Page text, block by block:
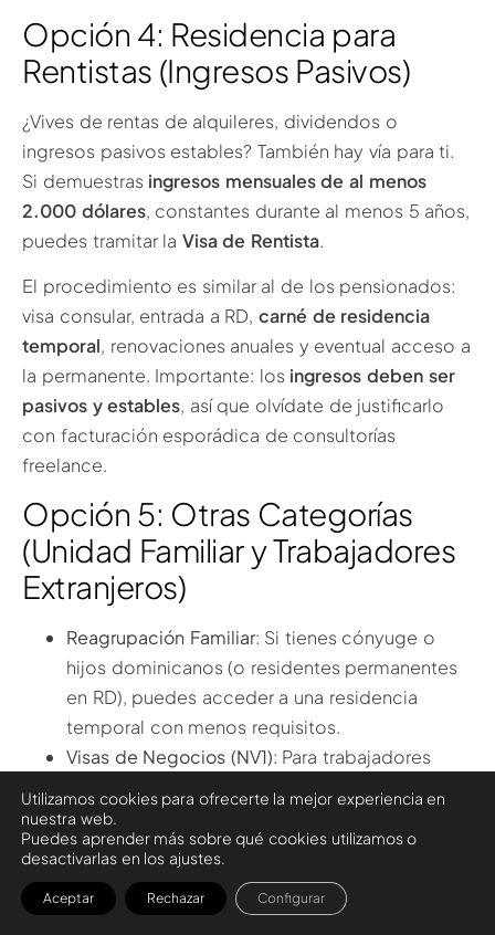
Opción 4: Residencia para
Rentistas (Ingresos Pasivos)
¿Vives de rentas de alquileres, dividendos o
ingresos pasivos estables? También hay vía para ti.
Si demuestras ingresos mensuales de al menos
2.000 dólares, constantes durante al menos 5 años,
puedes tramitar la Visa de Rentista.
El procedimiento es similar al de los pensionados:
visa consular, entrada a RD,carné de residencia
temporal, renovaciones anuales y eventual acceso a
la permanente. Importante: los ingresos deben ser
pasivos y estables, así que olvídate de justificarlo
con facturación esporádica de consultorías
freelance.
Opción 5: Otras Categorías
(Unidad Familiar y Trabajadores
Extranjeros)
Reagrupación Familiar: Si tienes cónyuge o
hijos dominicanos (o residentes permanentes
en RD), puedes acceder a una residencia
temporal con menos requisitos.
Visas de Negocios (NV1): Para trabajadores
extranjeros trasladados a RD por
multinacionales.
¿Y los Nómadas Digitales?
Aquíno hay visa específicapara nómadas digitales,
Utilizamos cookies para ofrecerte la mejor experiencia en
nuestra web.
Puedes aprender más sobre qué cookies utilizamos o
desactivarlas en los ajustes.
Aceptar Rechazar Configurar